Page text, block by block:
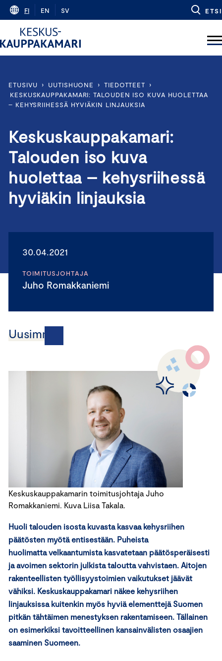
Skip
content
FI EN SV ETSI
ETUSIVU › UUTISHUONE › TIEDOTTEET
›
KESKUSKAUPPAKAMARI: TALOUDEN ISO KUVA HUOLETTAA
– KEHYSRIIHESSÄ HYVIÄKIN LINJAUKSIA
Keskuskauppakamari:
Talouden iso kuva
huolettaa – kehysriihessä
hyviäkin linjauksia
30.04.2021
TOIMITUSJOHTAJA
Juho Romakkaniemi
Uusimmat
Keskuskauppakamarin toimitusjohtaja Juho
Romakkaniemi. Kuva Liisa Takala.
Huoli talouden isosta kuvasta kasvaa kehysriihen
päätösten myötä entisestään. Puheista
huolimatta velkaantumista kasvatetaan päätösperäisesti
ja avoimen sektorin julkista taloutta vahvistaen. Aitojen
rakenteellisten työllisyystoimien vaikutukset jäävät
vähiksi. Keskuskauppakamari näkee kehysriihen
linjauksissa kuitenkin myös hyviä elementtejä Suomen
pitkän tähtäimen menestyksen rakentamiseen. Tällainen
on esimerkiksi tavoitteellinen kansainvälisten osaajien
saaminen Suomeen.